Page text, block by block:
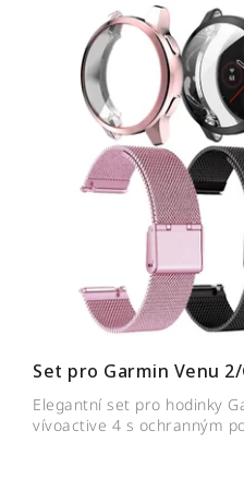
Set pro Garmin Venu
Elegantní set pro hodinky
vívoactive 4 s ochranným